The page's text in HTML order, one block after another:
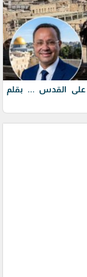
على القدس ... بقلم